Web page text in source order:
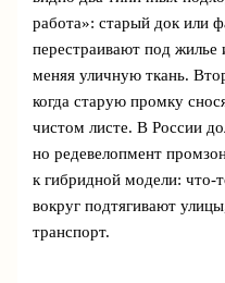
работа»: старый док или
перестраивают под жилье
меняя уличную ткань.
когда старую промку
чистом листе. В России
но редевелопмент
к гибридной модели: что-
вокруг подтягивают
транспорт.